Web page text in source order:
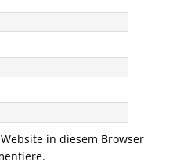
in diesem Browser